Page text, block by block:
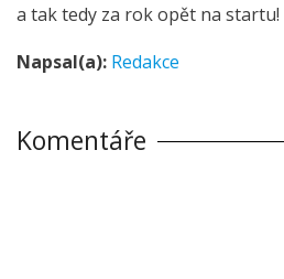
a tak tedy za rok opět na startu!
Napsal(a): Redakce
Komentáře